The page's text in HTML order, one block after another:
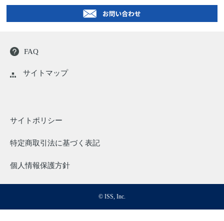
FAQ
サイトマップ
サイトポリシー
特定商取引法に基づく表記
個人情報保護方針
© ISS, Inc.